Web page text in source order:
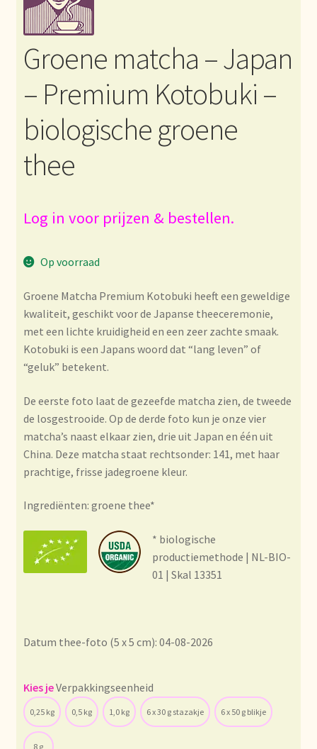
Bezahlung und Rabatte
Bienvenue dans notre commerce de gros de thé !
Bio-Zertifikate
Biologische certificaten
Boletín informativo
Certificados ecológicos.
Condiciones generales
Conditions générales
Contact
Contact
Contact
Contacto
Current price list
Devoluciones y garantía
Envío y entrega
Groene matcha – Japan
– Premium Kotobuki –
biologische groene
thee
Log in voor prijzen & bestellen.
Op voorraad
Groene Matcha Premium Kotobuki heeft een geweldige
kwaliteit, geschikt voor de Japanse theeceremonie,
met een lichte kruidigheid en een zeer zachte smaak.
Kotobuki is een Japans woord dat “lang leven” of
“geluk” betekent.
De eerste foto laat de gezeefde matcha zien, de tweede
de losgestrooide. Op de derde foto kun je onze vier
matcha’s naast elkaar zien, drie uit Japan en één uit
China. Deze matcha staat rechtsonder: 141, met haar
prachtige, frisse jadegroene kleur.
Ingrediënten: groene thee*
* biologische
productiemethode | NL-BIO-
01 | Skal 13351
Datum thee-foto (5 x 5 cm): 04-08-2026
Verpakkingseenheid
0,25 kg 0,5 kg 1,0 kg 6 x 30 g stazakje 6 x 50 g blikje
8 g